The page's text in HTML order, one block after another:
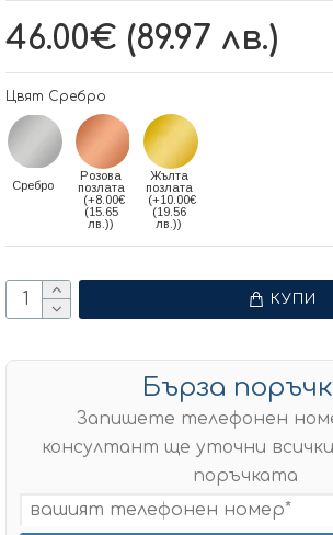
46.00€ (89.97 лв.)
Цвят Сребро
Сребро
Розова
позлата
(+8.00€
(15.65
лв.))
Жълта
позлата
(+10.00€
(19.56
лв.))
КУПИ
Бърза
Запишете телефонен
консултант ще уточни
поръчката